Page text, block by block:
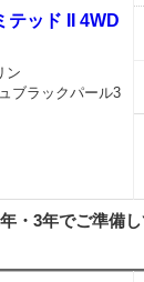
テッド II 4WD
ン
ブラックパール3
・3年でご準備